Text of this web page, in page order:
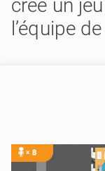
créé un
l’équipe